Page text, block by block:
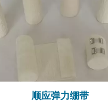
顺应弹力绷带